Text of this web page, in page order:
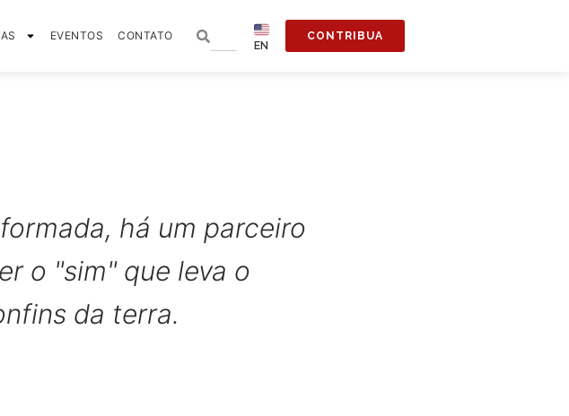
EVENTOS CONTATO
EN
CONTRIBUA
há um parceiro
o "sim" que leva o
da terra.